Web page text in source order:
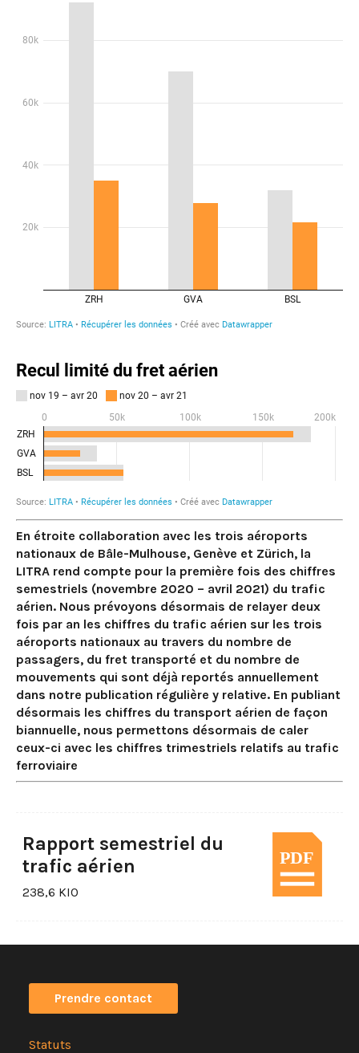
En étroite collaboration avec les trois aéroports
nationaux de Bâle-Mulhouse, Genève et Zürich, la
LITRA rend compte pour la première fois des chiffres
semestriels (novembre 2020 – avril 2021) du trafic
aérien. Nous prévoyons désormais de relayer deux
fois par an les chiffres du trafic aérien sur les trois
aéroports nationaux au travers du nombre de
passagers, du fret transporté et du nombre de
mouvements qui sont déjà reportés annuellement
dans notre publication régulière y relative. En publiant
désormais les chiffres du transport aérien de façon
biannuelle, nous permettons désormais de caler
ceux-ci avec les chiffres trimestriels relatifs au trafic
ferroviaire
Rapport semestriel du
trafic aérien
238,6 KIO
Prendre contact
Statuts